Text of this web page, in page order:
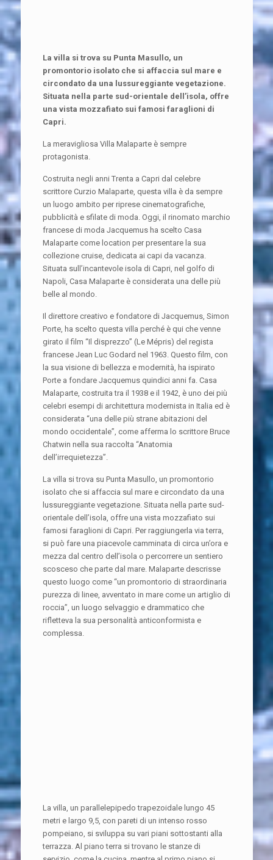
La villa si trova su Punta Masullo, un
promontorio isolato che si affaccia sul mare e
circondato da una lussureggiante vegetazione.
Situata nella parte sud-orientale dell’isola, offre
una vista mozzafiato sui famosi faraglioni di
Capri.
La meravigliosa Villa Malaparte è sempre
protagonista.
Costruita negli anni Trenta a Capri dal celebre
scrittore Curzio Malaparte, questa villa è da sempre
un luogo ambito per riprese cinematografiche,
pubblicità e sfilate di moda. Oggi, il rinomato marchio
francese di moda Jacquemus ha scelto Casa
Malaparte come location per presentare la sua
collezione cruise, dedicata ai capi da vacanza.
Situata sull’incantevole isola di Capri, nel golfo di
Napoli, Casa Malaparte è considerata una delle più
belle al mondo.
Il direttore creativo e fondatore di Jacquemus, Simon
Porte, ha scelto questa villa perché è qui che venne
girato il film “Il disprezzo” (Le Mépris) del regista
francese Jean Luc Godard nel 1963. Questo film, con
la sua visione di bellezza e modernità, ha ispirato
Porte a fondare Jacquemus quindici anni fa. Casa
Malaparte, costruita tra il 1938 e il 1942, è uno dei più
celebri esempi di architettura modernista in Italia ed è
considerata “una delle più strane abitazioni del
mondo occidentale”, come afferma lo scrittore Bruce
Chatwin nella sua raccolta “Anatomia
dell’irrequietezza”.
La villa si trova su Punta Masullo, un promontorio
isolato che si affaccia sul mare e circondato da una
lussureggiante vegetazione. Situata nella parte sud-
orientale dell’isola, offre una vista mozzafiato sui
famosi faraglioni di Capri. Per raggiungerla via terra,
si può fare una piacevole camminata di circa un’ora e
mezza dal centro dell’isola o percorrere un sentiero
scosceso che parte dal mare. Malaparte descrisse
questo luogo come “un promontorio di straordinaria
purezza di linee, avventato in mare come un artiglio di
roccia”, un luogo selvaggio e drammatico che
rifletteva la sua personalità anticonformista e
complessa.
La villa, un parallelepipedo trapezoidale lungo 45
metri e largo 9,5, con pareti di un intenso rosso
pompeiano, si sviluppa su vari piani sottostanti alla
terrazza. Al piano terra si trovano le stanze di